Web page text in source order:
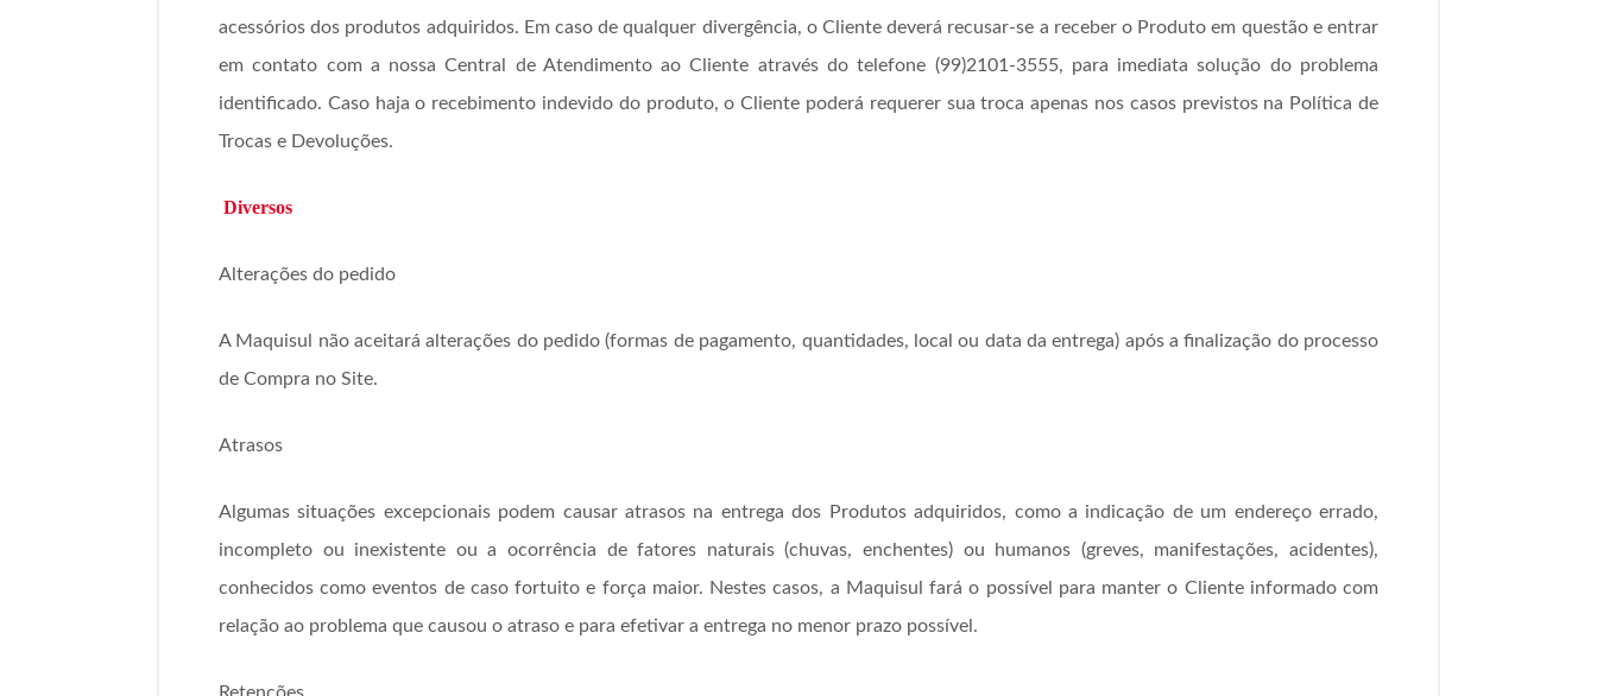
acessórios dos produtos adquiridos. Em caso de qualquer divergência, o Cliente deverá recusar-se a receber o Produto em questão e entrar
em contato com a nossa Central de Atendimento ao Cliente através do telefone (99)2101-3555, para imediata solução do problema
identificado. Caso haja o recebimento indevido do produto, o Cliente poderá requerer sua troca apenas nos casos previstos na Política de
Trocas e Devoluções.
Diversos
Alterações do pedido
A Maquisul não aceitará alterações do pedido (formas de pagamento, quantidades, local ou data da entrega) após a finalização do processo
de Compra no Site.
Atrasos
Algumas situações excepcionais podem causar atrasos na entrega dos Produtos adquiridos, como a indicação de um endereço errado,
incompleto ou inexistente ou a ocorrência de fatores naturais (chuvas, enchentes) ou humanos (greves, manifestações, acidentes),
conhecidos como eventos de caso fortuito e força maior. Nestes casos, a Maquisul fará o possível para manter o Cliente informado com
relação ao problema que causou o atraso e para efetivar a entrega no menor prazo possível.